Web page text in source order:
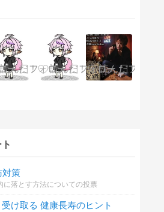
対策
に落とす方法についての投票
け取る 健康長寿のヒント